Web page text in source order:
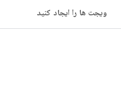
ویجت ها را ایجاد کنید